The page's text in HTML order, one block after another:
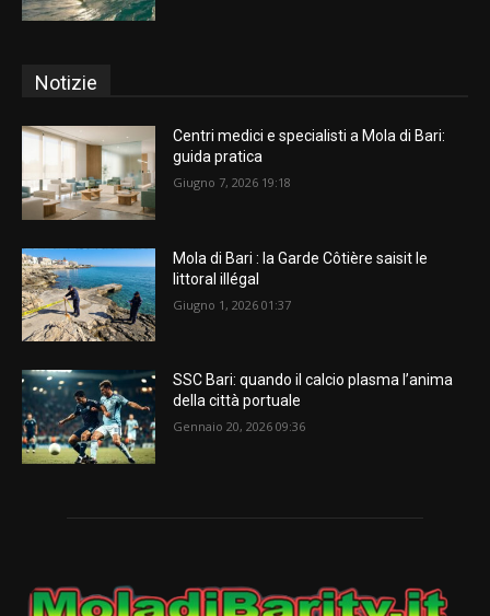
Notizie
Centri medici e specialisti a Mola di Bari:
guida pratica
Giugno 7, 2026 19:18
Mola di Bari : la Garde Côtière saisit le
littoral illégal
Giugno 1, 2026 01:37
SSC Bari: quando il calcio plasma l’anima
della città portuale
Gennaio 20, 2026 09:36